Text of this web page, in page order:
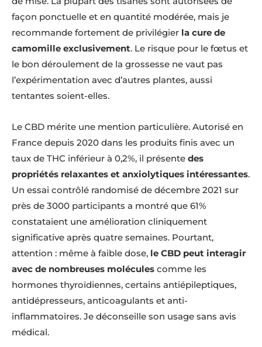
façon ponctuelle et en quantité modérée, mais je
recommande fortement de privilégier la cure de
camomille exclusivement. Le risque pour le fœtus et
le bon déroulement de la grossesse ne vaut pas
l’expérimentation avec d’autres plantes, aussi
tentantes soient-elles.
Le CBD mérite une mention particulière. Autorisé en
France depuis 2020 dans les produits finis avec un
taux de THC inférieur à 0,2%, il présente des
propriétés relaxantes et anxiolytiques intéressantes.
Un essai contrôlé randomisé de décembre 2021 sur
près de 3000 participants a montré que 61%
constataient une amélioration cliniquement
significative après quatre semaines. Pourtant,
attention : même à faible dose, le CBD peut interagir
avec de nombreuses molécules comme les
hormones thyroïdiennes, certains antiépileptiques,
antidépresseurs, anticoagulants et anti-
inflammatoires. Je déconseille son usage sans avis
médical.